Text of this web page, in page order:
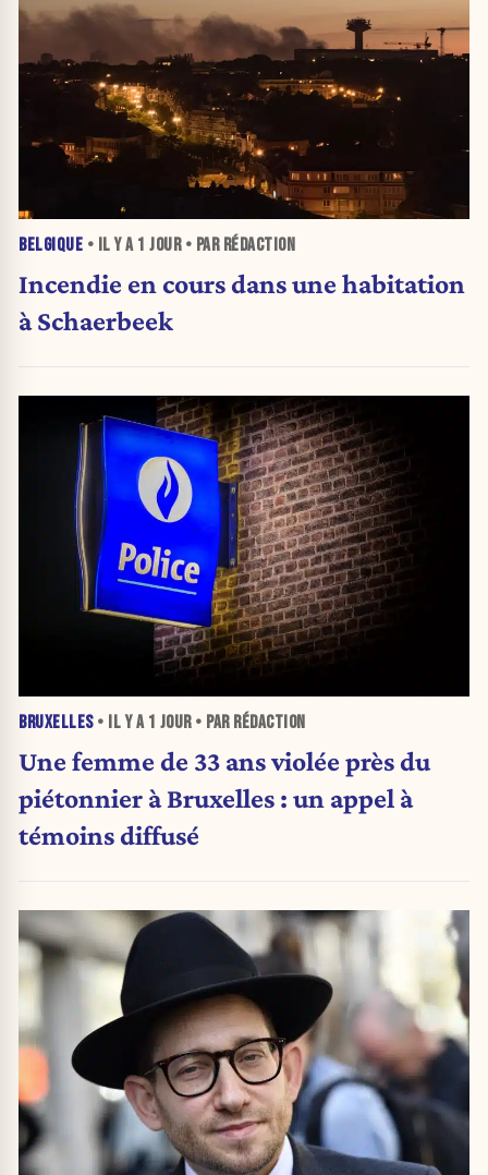
BELGIQUE • IL Y A 1 JOUR• PAR RÉDACTION
Incendie en cours dans une habitation
à Schaerbeek
BRUXELLES• IL Y A 1 JOUR• PAR RÉDACTION
Une femme de 33 ans violée près du
piétonnier à Bruxelles : un appel à
témoins diffusé